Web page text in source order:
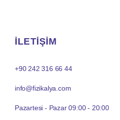
İLETİŞİM
+90 242 316 66 44
info@fizikalya.com
Pazartesi - Pazar 09:00 - 20:00